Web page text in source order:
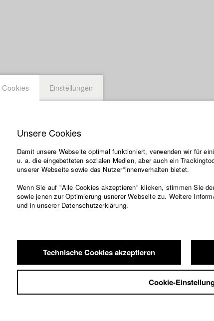
Studierende / Alumni
a b c d e f g h i j k l m n o p q r s t u
Cookies Einstellungen
Unsere Cookies
Damit unsere Webseite optimal funktioniert, verwenden wir für
u. a. die eingebetteten sozialen Medien, aber auch ein
unserer Webseite sowie das Nutzer*innenverhalten bietet.
Wenn Sie auf "Alle Cookies akzeptieren" klicken, stimmen Sie
sowie jenen zur Optimierung usnerer Webseite zu. Weitere
und in unserer Datenschutzerklärung.
Technische Cookies akzeptieren
Cookie-